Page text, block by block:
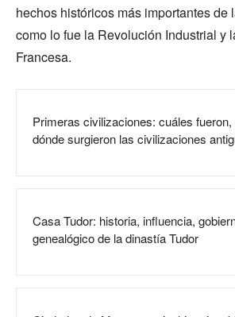
hechos históricos más importantes de
como lo fue la Revolución Industrial y
Francesa.
Primeras civilizaciones: cuáles
dónde surgieron las civilizaciones
Casa Tudor: historia, influencia,
genealógico de la dinastía Tudor